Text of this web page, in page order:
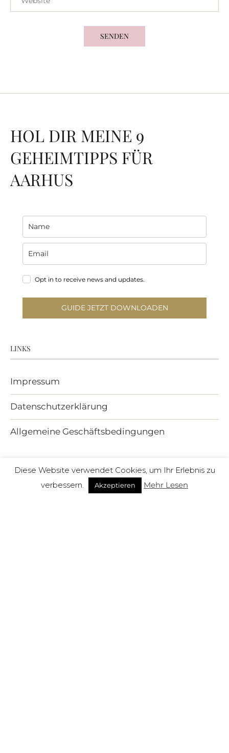
HOL DIR MEINE 9
GEHEIMTIPPS FÜR
AARHUS
Opt in to receive news and updates.
GUIDE JETZT DOWNLOADEN
LINKS
Impressum
Datenschutzerklärung
Allgemeine Geschäftsbedingungen
Über A Nordic Diary
Diese Website verwendet Cookies, um Ihr Erlebnis zu
verbessern.
Akzeptieren Mehr Lesen